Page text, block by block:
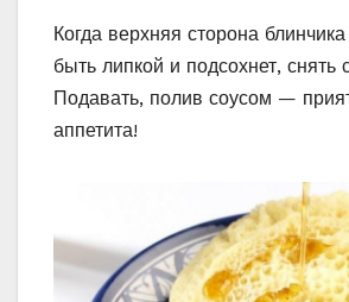
Когда верхняя сторона
быть липкой и подсохнет, снять
Подавать, полив соусом —
аппетита!